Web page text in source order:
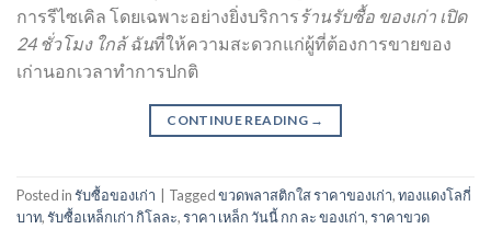
การรีไซเคิล โดยเฉพาะอย่างยิ่งบริการร้านรับซื้อ ของเก่า เปิด
24 ชั่วโมง ใกล้ ฉันที่ให้ความสะดวกแก่ผู้ที่ต้องการขายของ
เก่านอกเวลาทำการปกติ
CONTINUE READING →
Posted inรับซื้อของเก่า Taggedขวดพลาสติกใส ราคาของเก่า,ทองแดงโลกี่
บาท,รับซื้อเหล็กเก่า กิโลละ,ราคา เหล็ก วันนี้ กก ละ ของเก่า,ราคาขวด